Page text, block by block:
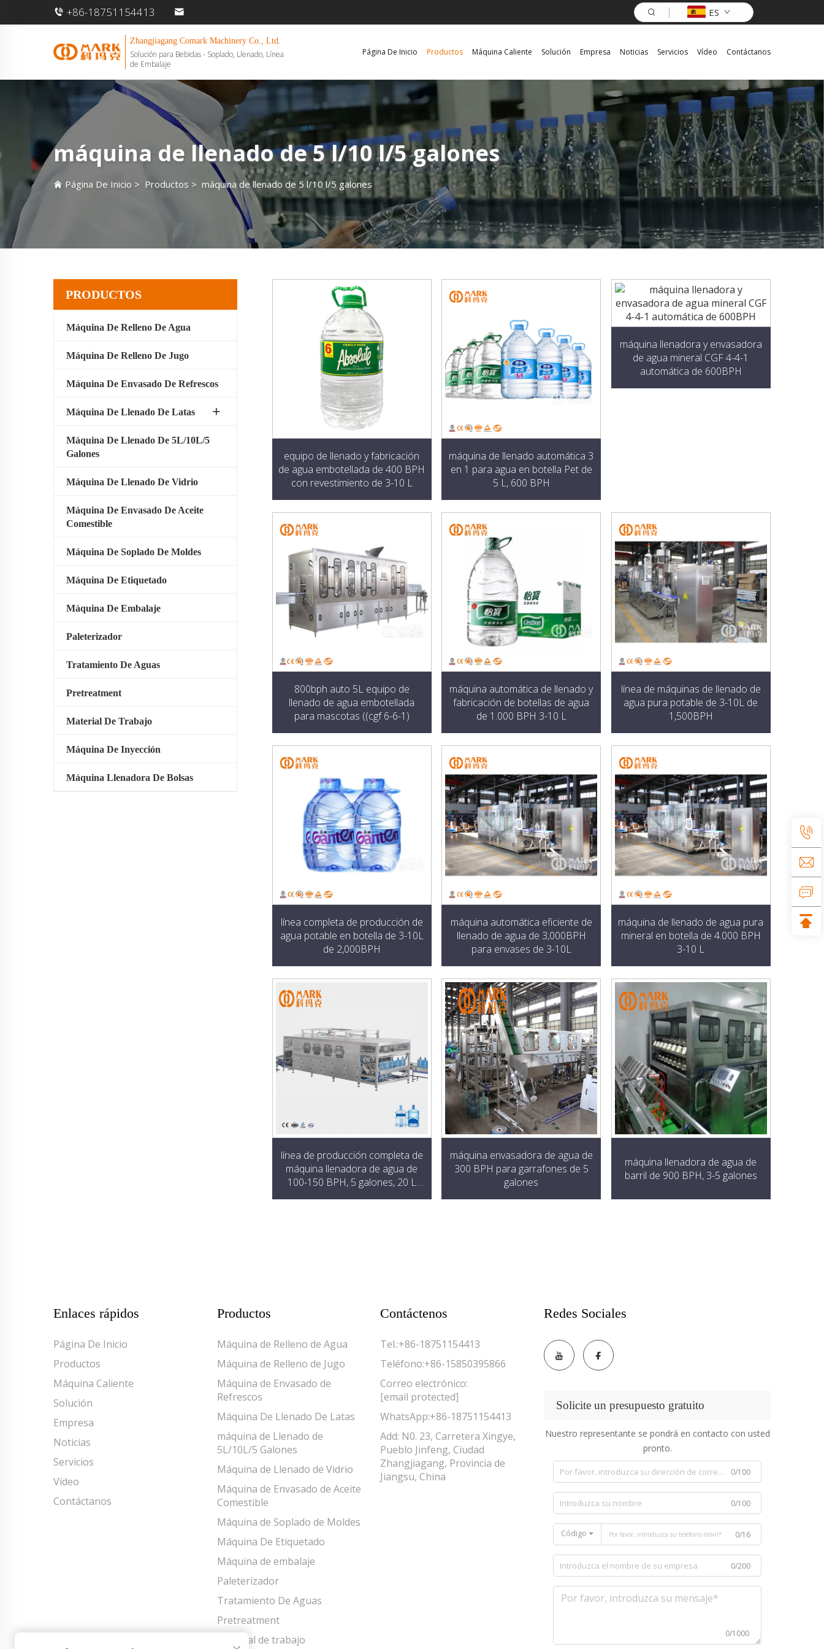
+86-18751154413 ES
Zhangjiagang Comark Machinery Co., Ltd.
Solución para Bebidas - Soplado, Llenado, Línea
de Embalaje
Página De Inicio Productos Máquina Caliente Solución Empresa Noticias Servicios Vídeo Contáctanos
máquina de llenado de 5 l/10 l/5 galones
Página De Inicio > Productos > máquina de llenado de 5 l/10 l/5 galones
PRODUCTOS
Máquina De Relleno De Agua
Máquina De Relleno De Jugo
Máquina De Envasado De Refrescos
Máquina De Llenado De Latas
Máquina De Llenado De 5L/10L/5
Galones
Máquina De Llenado De Vidrio
Máquina De Envasado De Aceite
Comestible
Máquina De Soplado De Moldes
Máquina De Etiquetado
Máquina De Embalaje
Paleterizador
Tratamiento De Aguas
Pretreatment
Material De Trabajo
Máquina De Inyección
Máquina Llenadora De Bolsas
equipo de llenado y fabricación
de agua embotellada de 400 BPH
con revestimiento de 3-10 L
máquina de llenado automática 3
en 1 para agua en botella Pet de
5 L, 600 BPH
máquina llenadora y envasadora
de agua mineral CGF 4-4-1
automática de 600BPH
800bph auto 5L equipo de
llenado de agua embotellada
para mascotas ((cgf 6-6-1)
máquina automática de llenado y
fabricación de botellas de agua
de 1.000 BPH 3-10 L
línea de máquinas de llenado de
agua pura potable de 3-10L de
1,500BPH
línea completa de producción de
agua potable en botella de 3-10L
de 2,000BPH
máquina automática eficiente de
llenado de agua de 3,000BPH
para envases de 3-10L
máquina de llenado de agua pura
mineral en botella de 4.000 BPH
3-10 L
línea de producción completa de
máquina llenadora de agua de
100-150 BPH, 5 galones, 20 L
máquina envasadora de agua de
300 BPH para garrafones de 5
galones
máquina llenadora de agua de
barril de 900 BPH, 3-5 galones
Enlaces rápidos
Página De Inicio
Productos
Máquina Caliente
Solución
Empresa
Noticias
Servicios
Vídeo
Contáctanos
Productos
Máquina de Relleno de Agua
Máquina de Relleno de Jugo
Máquina de Envasado de
Refrescos
Máquina De Llenado De Latas
máquina de Llenado de
5L/10L/5 Galones
Máquina de Llenado de Vidrio
Máquina de Envasado de Aceite
Comestible
Máquina de Soplado de Moldes
Máquina De Etiquetado
Máquina de embalaje
Paleterizador
Tratamiento De Aguas
Pretreatment
Material de trabajo
Contáctenos
Tel.:+86-18751154413
Teléfono:+86-15850395866
Correo electrónico:
[email protected]
WhatsApp:+86-18751154413
Add: N0. 23, Carretera Xingye,
Pueblo Jinfeng, Ciudad
Zhangjiagang, Provincia de
Jiangsu, China
Redes Sociales
Solicite un presupuesto gratuito
Nuestro representante se pondrá en contacto con usted
pronto.
0/100
0/100
Código 0/16
0/200
0/1000